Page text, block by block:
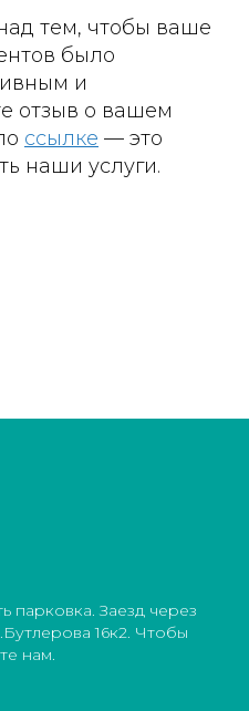
тем, чтобы ваше
было
и
отзыв о вашем
ссылке — это
наши услуги.
парковка. Заезд через
16к2. Чтобы
нам.